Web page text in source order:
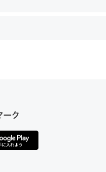
残量や充電中かが分かるのでこ
でコミュニケーションが劇的に変化し
とかの人が多いそうだけど、それ
でコミュニケーションが劇的に変化し